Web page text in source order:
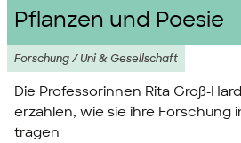
Pflanzen und Poesie
Forschung / Uni & Gesellschaft
Die Professorinnen Rita Groß-
erzählen, wie sie ihre Forschung
tragen